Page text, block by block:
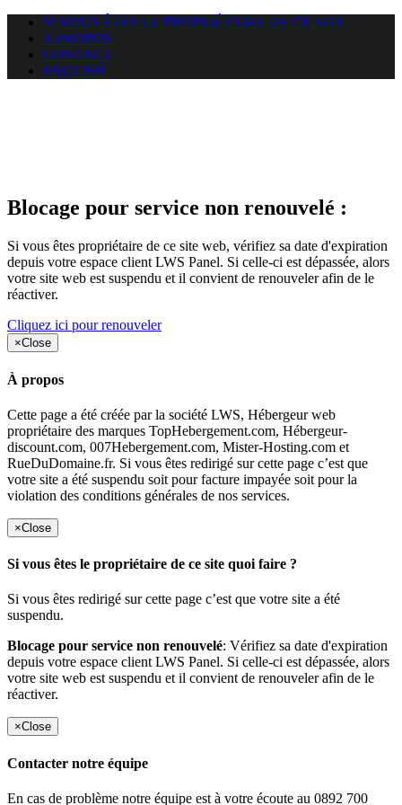
SI VOUS ÊTES LE PROPRIÉTAIRE DE CE SITE
A PROPOS
CONTACT
ENGLISH
Blocage pour service non renouvelé :
Si vous êtes propriétaire de ce site web, vérifiez sa date d'expiration
depuis votre espace client LWS Panel. Si celle-ci est dépassée, alors
votre site web est suspendu et il convient de renouveler afin de le
réactiver.
Cliquez ici pour renouveler
×Close
À propos
Cette page a été créée par la société LWS, Hébergeur web
propriétaire des marques TopHebergement.com, Hébergeur-
discount.com, 007Hebergement.com, Mister-Hosting.com et
RueDuDomaine.fr. Si vous êtes redirigé sur cette page c’est que
votre site a été suspendu soit pour facture impayée soit pour la
violation des conditions générales de nos services.
×Close
Si vous êtes le propriétaire de ce site quoi faire ?
Si vous êtes redirigé sur cette page c’est que votre site a été
suspendu.
Blocage pour service non renouvelé: Vérifiez sa date d'expiration
depuis votre espace client LWS Panel. Si celle-ci est dépassée, alors
votre site web est suspendu et il convient de renouveler afin de le
réactiver.
×Close
Contacter notre équipe
En cas de problème notre équipe est à votre écoute au 0892 700